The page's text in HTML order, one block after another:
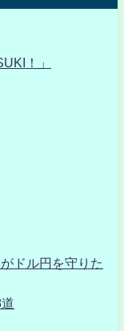
！」
ドル円を守りた